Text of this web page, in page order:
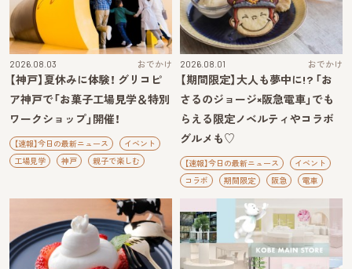
2026.08.03 おでかけ
【神戸】夏休みに体験！ グリコピ
ア神戸で「お菓子工場見学＆特別
ワークショップ」開催！
【速報】今日の最新ニュース
イベント
工場見学
神戸 親子で楽しむ
2026.08.01 おでかけ
【期間限定】大人も夢中に!? 「お
さるのジョージ×阪急電車」でも
らえる限定ノベルティやコラボ
グルメも♡
【速報】今日の最新ニュース
イベント
コラボ
期間限定 阪急 電車